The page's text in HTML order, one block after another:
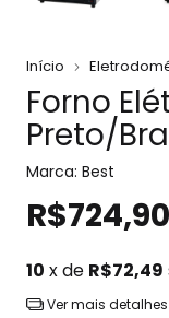
Início
Forno
Preto/
Marca: Best
R$724,90
10 x de R$72,49
Ver mais detalhes